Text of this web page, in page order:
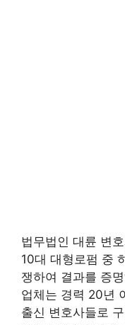
법무법인 대륜 변
10대 대형로펌 중
쟁하여 결과를 증
업체는 경력 20년
출신 변호사들로